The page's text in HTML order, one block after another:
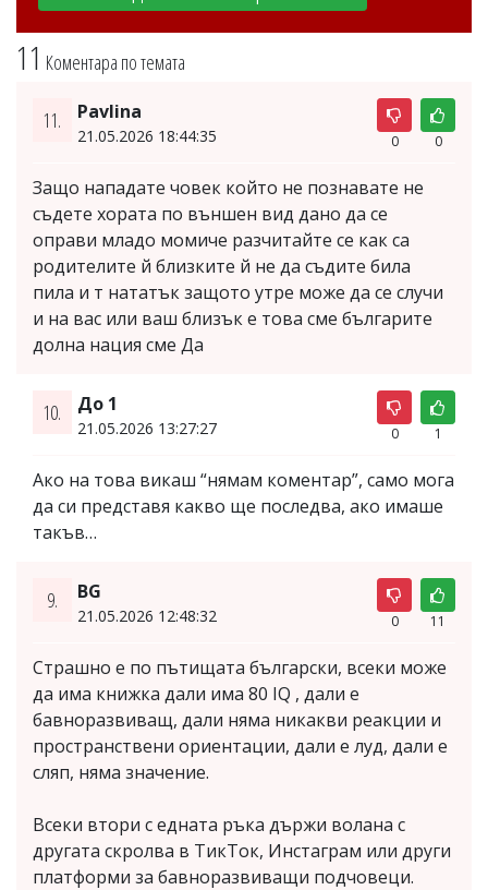
11 Коментара по темата
11. Pavlina
21.05.2026 18:44:35 0 0
Защо нападате човек който не познавате не
съдете хората по външен вид дано да се
оправи младо момиче разчитайте се как са
родителите й близките й не да съдите била
пила и т нататък защото утре може да се случи
и на вас или ваш близък е това сме българите
долна нация сме Да
10. До 1
21.05.2026 13:27:27 0 1
Ако на това викаш “нямам коментар”, само мога
да си представя какво ще последва, ако имаше
такъв…
9. BG
21.05.2026 12:48:32 0 11
Страшно е по пътищата български, всеки може
да има книжка дали има 80 IQ , дали е
бавноразвиващ, дали няма никакви реакции и
пространствени ориентации, дали е луд, дали е
сляп, няма значение.
Всеки втори с едната ръка държи волана с
другата скролва в ТикТок, Инстаграм или други
платформи за бавноразвиващи подчовеци.